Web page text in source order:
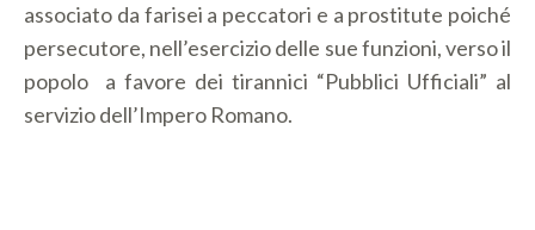
associato da farisei a peccatori e a prostitute poiché
persecutore, nell’esercizio delle sue funzioni, verso il
popolo a favore dei tirannici “Pubblici Ufficiali” al
servizio dell’Impero Romano.